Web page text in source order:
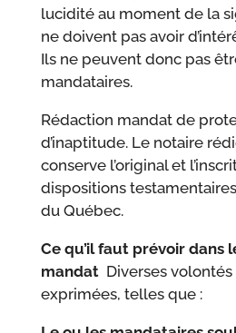
lucidité au moment de la
ne doivent pas avoir
Ils ne peuvent donc pas
mandataires.
Rédaction mandat de
d’inaptitude. Le notaire
conserve l’original et
dispositions
du Québec.
Ce qu’il faut prévoir dans
mandat Diverses
exprimées, telles que :